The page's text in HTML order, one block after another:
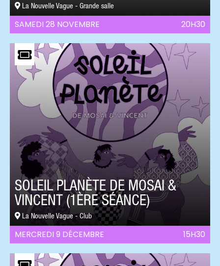
SAMEDI 28 NOVEMBRE 20H30
La Nouvelle Vague - Grande salle
MERCREDI 9 DÉCEMBRE 15H30
SOLEIL PLANÈTE DE MOSAI &
VINCENT (1ÈRE SÉANCE)
La Nouvelle Vague - Club